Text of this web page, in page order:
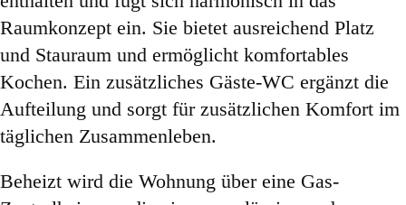
Raumkonzept ein. Sie bietet ausreichend Platz
und Stauraum und ermöglicht komfortables
Kochen. Ein zusätzliches Gäste-WC ergänzt die
Aufteilung und sorgt für zusätzlichen Komfort im
täglichen Zusammenleben.
Beheizt wird die Wohnung über eine Gas-